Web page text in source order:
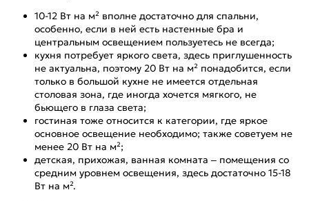
10-12 Вт на м² вполне достаточно для спальни,
особенно, если в ней есть настенные бра и
центральным освещением пользуетесь не всегда;
кухня потребует яркого света, здесь приглушенность
не актуальна, поэтому 20 Вт на м² понадобится, если
только в большой кухне не имеется отдельная
столовая зона, где иногда хочется мягкого, не
бьющего в глаза света;
гостиная тоже относится к категории, где яркое
основное освещение необходимо; также советуем не
менее 20 Вт на м²;
детская, прихожая, ванная комната – помещения со
средним уровнем освещения, здесь достаточно 15-18
Вт на м².